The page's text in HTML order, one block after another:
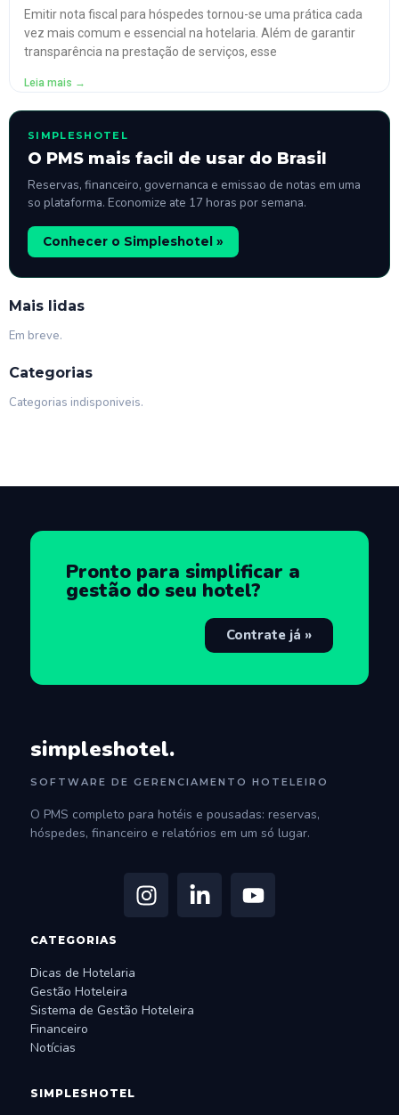
Emitir nota fiscal para hóspedes tornou-se uma prática cada
vez mais comum e essencial na hotelaria. Além de garantir
transparência na prestação de serviços, esse
Leia mais →
SIMPLESHOTEL
O PMS mais facil de usar do Brasil
Reservas, financeiro, governanca e emissao de notas em uma
so plataforma. Economize ate 17 horas por semana.
Conhecer o Simpleshotel »
Mais lidas
Em breve.
Categorias
Categorias indisponiveis.
Pronto para simplificar a
gestão do seu hotel?
Contrate já »
simpleshotel.
SOFTWARE DE GERENCIAMENTO HOTELEIRO
O PMS completo para hotéis e pousadas: reservas,
hóspedes, financeiro e relatórios em um só lugar.
CATEGORIAS
Dicas de Hotelaria
Gestão Hoteleira
Sistema de Gestão Hoteleira
Financeiro
Notícias
SIMPLESHOTEL